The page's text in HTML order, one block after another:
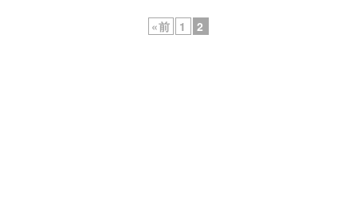
«前 1 2